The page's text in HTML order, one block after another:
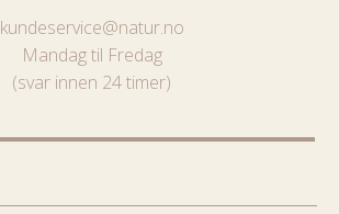
kundeservice@natur.no
Mandag til Fredag
(svar innen 24 timer)